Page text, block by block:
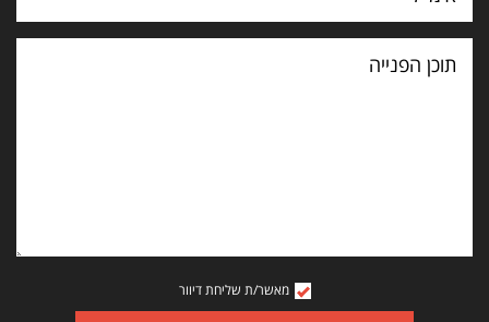
תוכן
הפנייה
מאשר/ת שליחת דיוור